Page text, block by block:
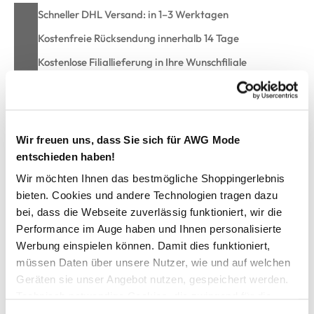
Wir freuen uns, dass Sie sich für AWG Mode
entschieden haben!
Wir möchten Ihnen das bestmögliche Shoppingerlebnis
bieten. Cookies und andere Technologien tragen dazu
bei, dass die Webseite zuverlässig funktioniert, wir die
Performance im Auge haben und Ihnen personalisierte
Werbung einspielen können. Damit dies funktioniert,
müssen Daten über unsere Nutzer, wie und auf welchen
Geräten sie unser Angebot nutzen, gespeichert werden.
Schneller DHL Versand: in 1–3 Werktagen
Kostenfreie Rücksendung innerhalb 14 Tage
Kostenlose Filiallieferung in Ihre Wunschfiliale
Baby Mädchen Set,2tlg., best. aus Top und Hose
niedliches Set von Bubble Gum
Top mit Rundhalsausschnitt und 2 Knöpfen
Träger mit Knotendetail
angesetztes, kurzes Rockteil
Blumenprint allover